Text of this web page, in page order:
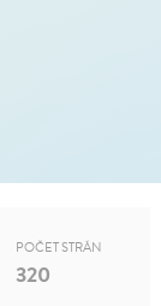
POČET STRÁN
320